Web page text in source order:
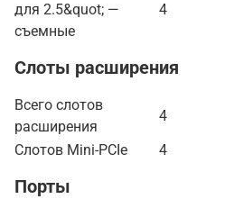
для 2.5&quot; —
съемные
4
Слоты расширения
Всего слотов
расширения
4
Слотов Mini-PCIe
4
Порты